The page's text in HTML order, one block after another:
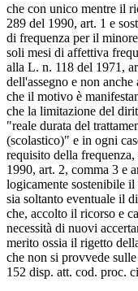
che con unico mentre il
289 del 1990, art. 1 e
di frequenza per il
soli mesi di affettiva
alla L. n. 118 del 1971,
dell'assegno e non
che il motivo è
che la limitazione del
"reale durata del
(scolastico)" e in ogni
requisito della
1990, art. 2, comma 3 e
logicamente sostenibile
sia soltanto eventuale il
che, accolto il ricorso e
necessità di nuovi
merito ossia il rigetto
che non si provvede
152 disp. att. cod. proc.